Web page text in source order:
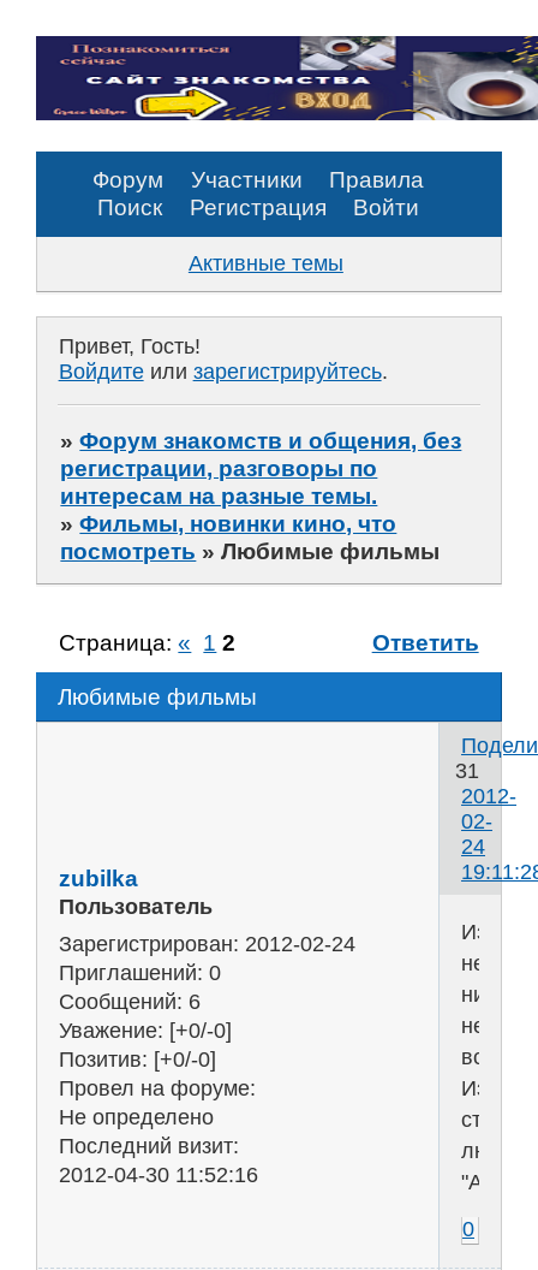
Форум Участники
Правила
Поиск
Регистрация Войти
Активные темы
Привет, Гость!
Войдитеили зарегистрируйтесь.
»Форум знакомств и общения, без
регистрации, разговоры по
интересам на разные темы.
»Фильмы, новинки кино, что
посмотреть »Любимые фильмы
Любимые фильмы
Страница:« 1 2 Ответить
31
2012-
02-
24
zubilka
Пользователь
Зарегистрирован: 2012-02-24
Приглашений: 0
Сообщений: 6
Уважение: [+0/-0]
Позитив: [+0/-0]
Провел на форуме:
Не определено
Последний визит:
2012-04-30 11:52:16
Из
ничего
не
Из
старых
люблю
0